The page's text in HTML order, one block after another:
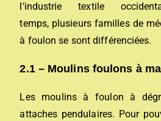
l’industrie textile
temps, plusieurs familles de
à foulon se sont différenciées.
2.1 – Moulins foulons à
Les moulins à foulon à
attaches pendulaires. Pour